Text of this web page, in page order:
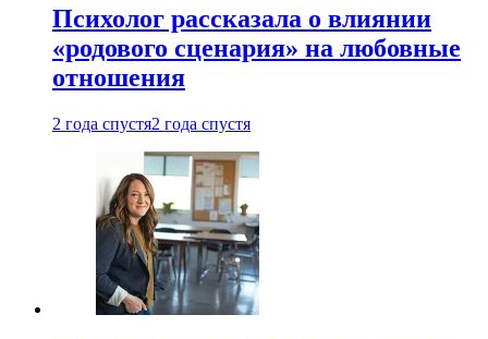
Психолог рассказала о влиянии
«родового сценария» на любовные
отношения
2 года спустя2 года спустя